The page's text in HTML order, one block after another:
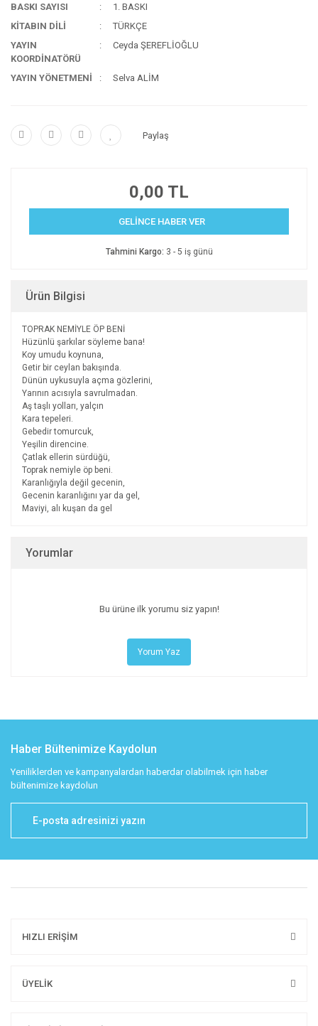
BASKI SAYISI
1. BASKI
KİTABIN DİLİ
TÜRKÇE
YAYIN
KOORDİNATÖRÜ
Ceyda ŞEREFLİOĞLU
YAYIN YÖNETMENİ Selva ALİM
Paylaş
0,00 TL
GELİNCE HABER VER
Tahmini Kargo: 3 - 5 iş günü
Ürün Bilgisi
TOPRAK NEMİYLE ÖP BENİ
Hüzünlü şarkılar söyleme bana!
Koy umudu koynuna,
Getir bir ceylan bakışında.
Dünün uykusuyla açma gözlerini,
Yarının acısıyla savrulmadan.
Aş taşlı yolları, yalçın
Kara tepeleri.
Gebedir tomurcuk,
Yeşilin direncine.
Çatlak ellerin sürdüğü,
Toprak nemiyle öp beni.
Karanlığıyla değil gecenin,
Gecenin karanlığını yar da gel,
Maviyi, alı kuşan da gel
Yorumlar
Bu ürüne ilk yorumu siz yapın!
Yorum Yaz
Haber Bültenimize Kaydolun
Yeniliklerden ve kampanyalardan haberdar olabilmek için haber
bültenimize kaydolun
HIZLI ERİŞİM
ÜYELİK